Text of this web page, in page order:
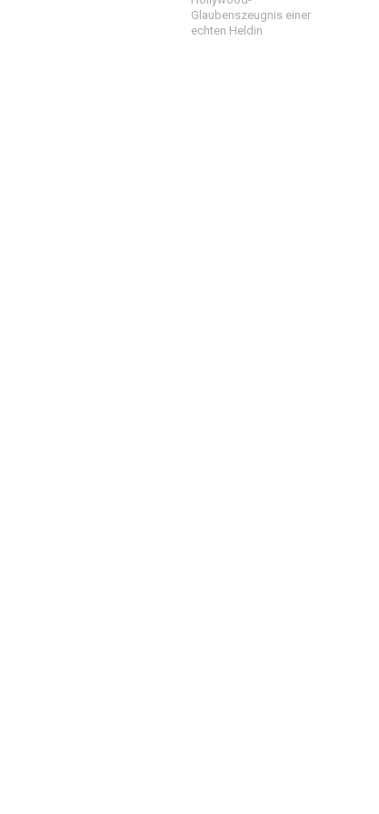
Glaubenszeugnis einer
echten Heldin